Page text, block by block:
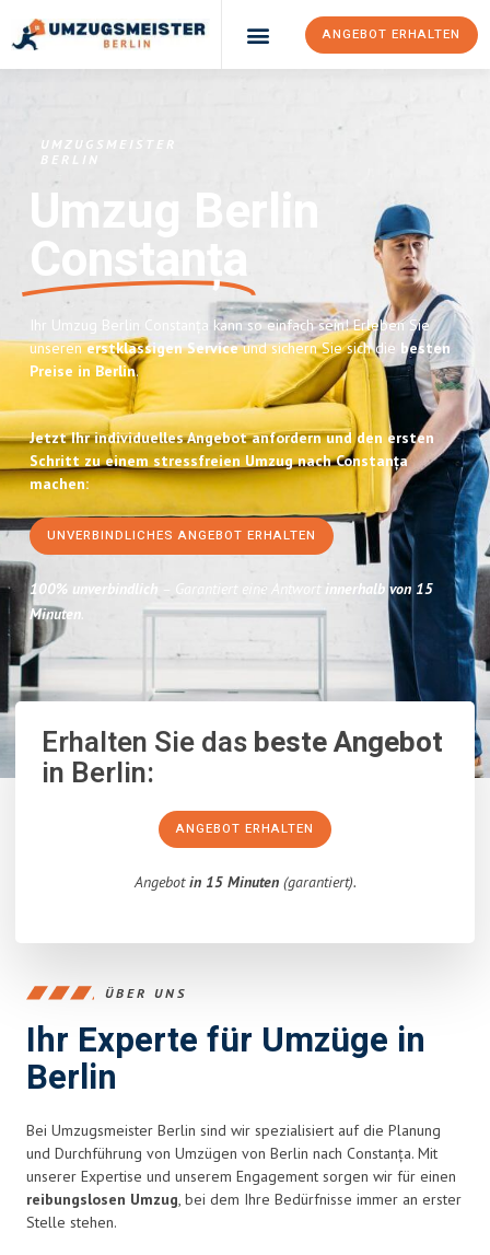
ANGEBOT ERHALTEN
UMZUGSMEISTER
BERLIN
Umzug Berlin
Constanța
Ihr Umzug Berlin Constanța kann so einfach sein! Erleben Sie
unserenerstklassigen Serviceund sichern Sie sich die besten
Preise in Berlin.
Jetzt Ihr individuelles Angebot anfordern und den ersten
Schritt zu einem stressfreien Umzug nach Constanța
machen:
UNVERBINDLICHES ANGEBOT ERHALTEN
100% unverbindlich – Garantiert eine Antwort innerhalb von 15
Minuten.
Erhalten Sie dasbeste Angebot
in Berlin:
ANGEBOT ERHALTEN
Angebotin 15 Minuten(garantiert).
ÜBER UNS
Ihr Experte für Umzüge in
Berlin
Bei Umzugsmeister Berlin sind wir spezialisiert auf die Planung
und Durchführung von Umzügen von Berlin nach Constanța. Mit
unserer Expertise und unserem Engagement sorgen wir für einen
reibungslosen Umzug, bei dem Ihre Bedürfnisse immer an erster
Stelle stehen.